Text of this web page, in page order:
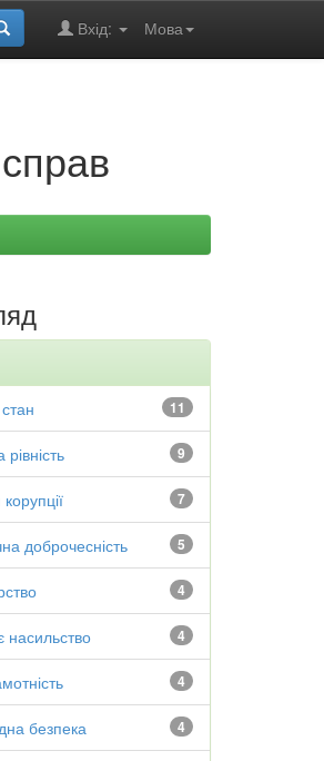
Мова
Вхід:
11
9
7
5
доброчесність
4
4
4
4
безпека